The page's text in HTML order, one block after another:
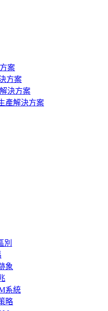
案
方案
決方案
產解決方案
別
象
系統
略